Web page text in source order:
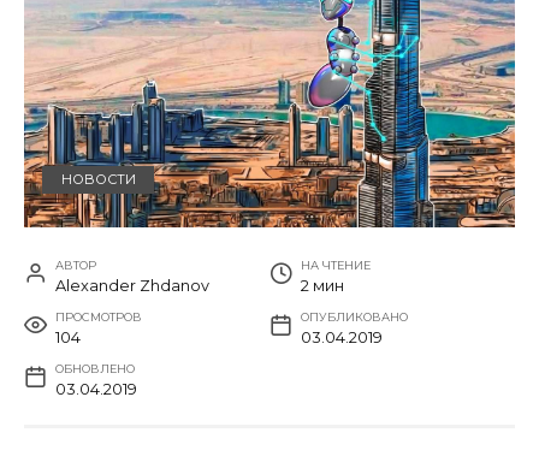
НОВОСТИ
АВТОР
Alexander Zhdanov
НА ЧТЕНИЕ
2 мин
ПРОСМОТРОВ
104
ОПУБЛИКОВАНО
03.04.2019
ОБНОВЛЕНО
03.04.2019